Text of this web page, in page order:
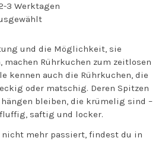
3 Werktagen
und die Möglichkeit, sie
Rührkuchen zum zeitlosen
kennen auch die Rührkuchen, die
oder matschig. Deren Spitzen
bleiben, die krümelig sind –
saftig und locker.
mehr passiert, findest du in